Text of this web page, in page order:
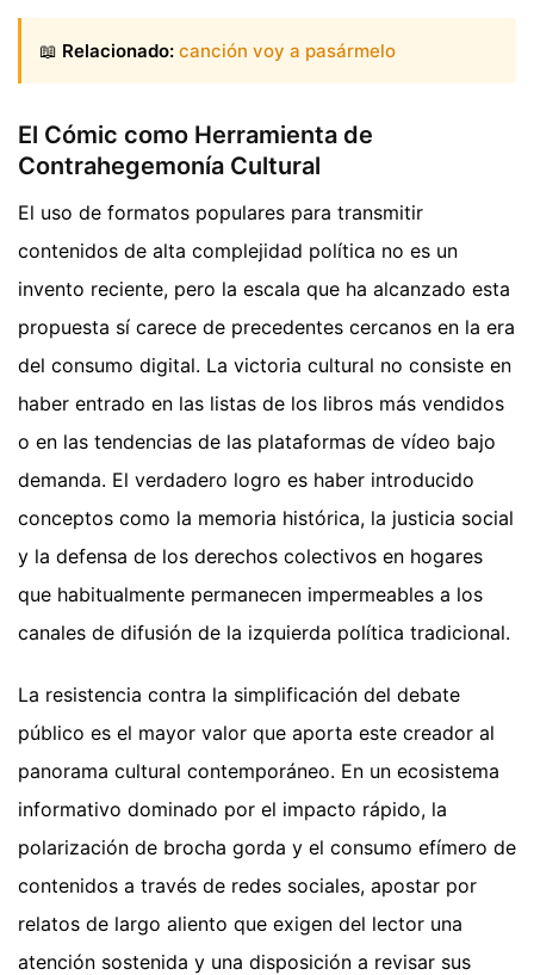
📖 Relacionado: canción voy a pasármelo
El Cómic como Herramienta de
Contrahegemonía Cultural
El uso de formatos populares para transmitir
contenidos de alta complejidad política no es un
invento reciente, pero la escala que ha alcanzado esta
propuesta sí carece de precedentes cercanos en la era
del consumo digital. La victoria cultural no consiste en
haber entrado en las listas de los libros más vendidos
o en las tendencias de las plataformas de vídeo bajo
demanda. El verdadero logro es haber introducido
conceptos como la memoria histórica, la justicia social
y la defensa de los derechos colectivos en hogares
que habitualmente permanecen impermeables a los
canales de difusión de la izquierda política tradicional.
La resistencia contra la simplificación del debate
público es el mayor valor que aporta este creador al
panorama cultural contemporáneo. En un ecosistema
informativo dominado por el impacto rápido, la
polarización de brocha gorda y el consumo efímero de
contenidos a través de redes sociales, apostar por
relatos de largo aliento que exigen del lector una
atención sostenida y una disposición a revisar sus